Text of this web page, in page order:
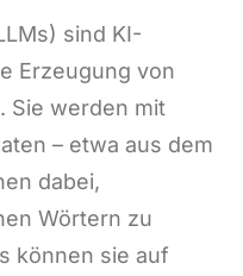
sind KI-
Erzeugung von
Sie werden mit
– etwa aus dem
dabei,
Wörtern zu
können sie auf